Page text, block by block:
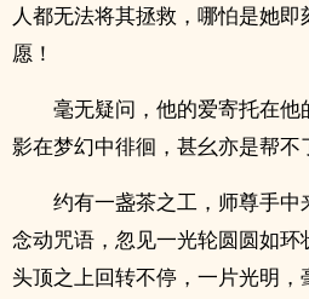
人都无法将其拯救，哪怕是她
愿！
毫无疑问，他的爱寄托在
影在梦幻中徘徊，甚幺亦是帮不
约有一盏茶之工，师尊手
念动咒语，忽见一光轮圆圆如
头顶之上回转不停，一片光明，